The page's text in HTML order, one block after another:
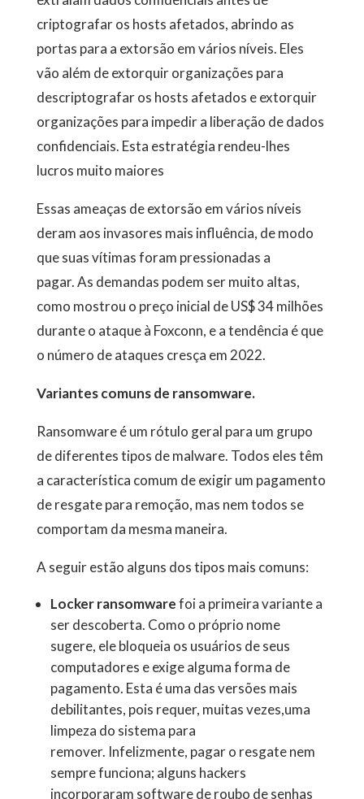
criptografar os hosts afetados, abrindo as
portas para a extorsão em vários níveis. Eles
vão além de extorquir organizações para
descriptografar os hosts afetados e extorquir
organizações para impedir a liberação de dados
confidenciais. Esta estratégia rendeu-lhes
lucros muito maiores
Essas ameaças de extorsão em vários níveis
deram aos invasores mais influência, de modo
que suas vítimas foram pressionadas a
pagar. As demandas podem ser muito altas,
como mostrou o preço inicial de US$ 34 milhões
durante o ataque à Foxconn, e a tendência é que
o número de ataques cresça em 2022.
Variantes comuns de ransomware.
Ransomware é um rótulo geral para um grupo
de diferentes tipos de malware. Todos eles têm
a característica comum de exigir um pagamento
de resgate para remoção, mas nem todos se
comportam da mesma maneira.
A seguir estão alguns dos tipos mais comuns:
Locker ransomwarefoi a primeira variante a
ser descoberta. Como o próprio nome
sugere, ele bloqueia os usuários de seus
computadores e exige alguma forma de
pagamento. Esta é uma das versões mais
debilitantes, pois requer, muitas vezes,uma
limpeza do sistema para
remover. Infelizmente, pagar o resgate nem
sempre funciona; alguns hackers
incorporaram software de roubo de senhas